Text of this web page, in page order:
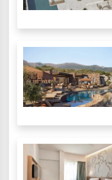
Κατερίνη
Κέα - Τζιά
Κέρκυρα
Κεφαλονιά
Κοκκώνι Κορινθίας
Κομοτηνή